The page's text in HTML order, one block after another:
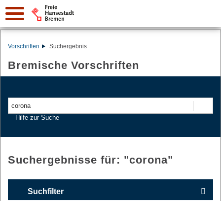
Vorschriften Suchergebnis
Bremische Vorschriften
Hilfe zur Suche
Suchergebnisse für: "corona"
Suchfilter